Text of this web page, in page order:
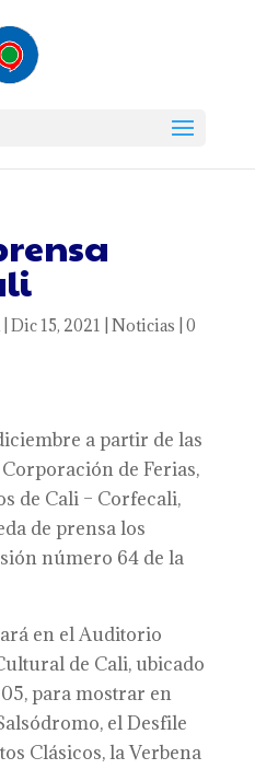
| Dic 15, 2021 Noticias 0
a partir de las
de Ferias,
de Cali – Corfecali,
de prensa los
número 64 de la
en el Auditorio
de Cali, ubicado
para mostrar en
el Desfile
Clásicos, la Verbena